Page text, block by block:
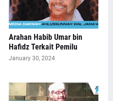
Arahan Habib Umar bin
Hafidz Terkait Pemilu
January 30, 2024